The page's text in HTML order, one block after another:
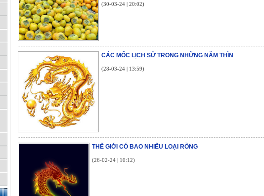
(30-03-24 | 20:02)
CÁC MỐC LỊCH SỬ TRONG NHỮNG NĂM THÌN
(28-03-24 | 13:59)
THẾ GIỚI CÓ BAO NHIÊU LOẠI RỒNG
(26-02-24 | 10:12)